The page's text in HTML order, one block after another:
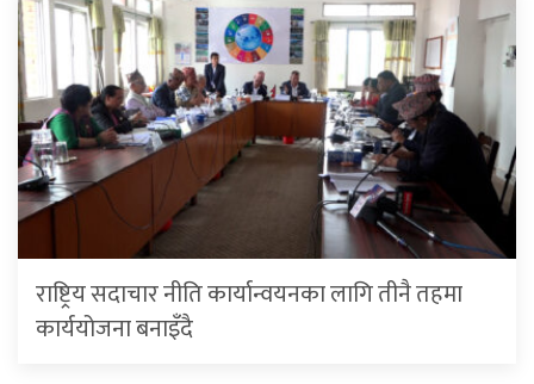
राष्ट्रिय सदाचार नीति कार्यान्वयनका लागि तीनै तहमा
कार्ययोजना बनाइँदै